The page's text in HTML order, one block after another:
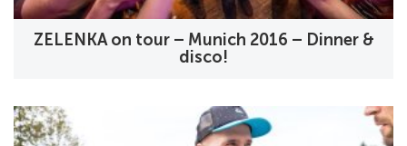
ZELENKA on tour – Munich 2016 – Dinner &
disco!